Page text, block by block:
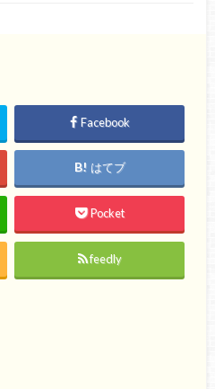
Facebook
はてブ
Pocket
feedly